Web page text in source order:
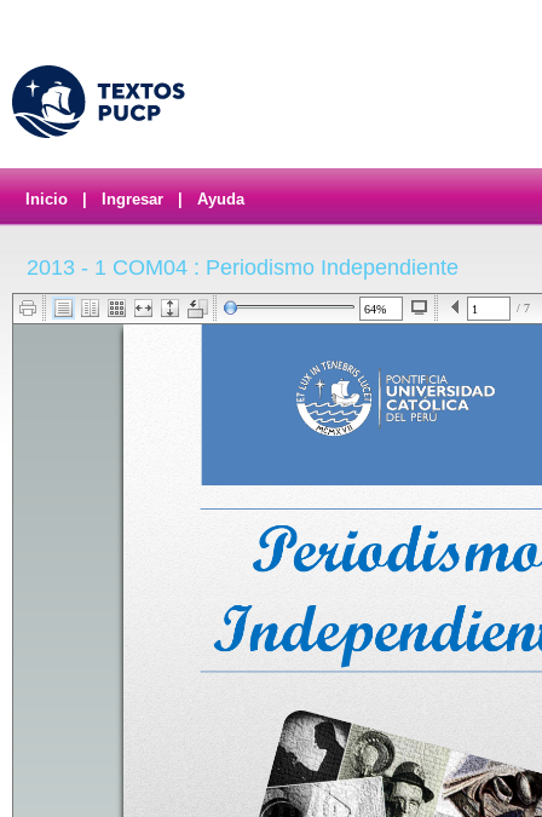
Inicio Ingresar Ayuda
2013 - 1 COM04 : Periodismo Independiente
/ 7